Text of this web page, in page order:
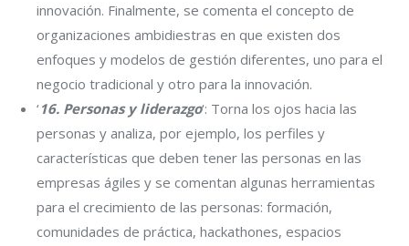
innovación. Finalmente, se comenta el concepto de
organizaciones ambidiestras en que existen dos
enfoques y modelos de gestión diferentes, uno para el
negocio tradicional y otro para la innovación.
‘16. Personas y liderazgo‘: Torna los ojos hacia las
personas y analiza, por ejemplo, los perfiles y
características que deben tener las personas en las
empresas ágiles y se comentan algunas herramientas
para el crecimiento de las personas: formación,
comunidades de práctica, hackathones, espacios